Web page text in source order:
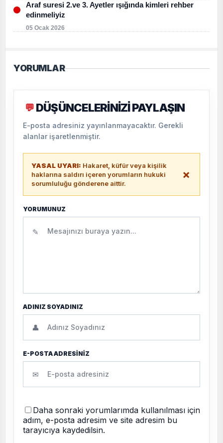
Araf suresi 2.ve 3. Ayetler ışığında kimleri rehber
edinmeliyiz
05 Ocak 2026
YORUMLAR
💬 DÜŞÜNCELERİNİZİ PAYLAŞIN
E-posta adresiniz yayınlanmayacaktır. Gerekli
alanlar işaretlenmiştir.
YASAL UYARI: Hakaret, küfür veya kişilik
haklarına saldırı içeren yorumların hukuki
sorumluluğu gönderene aittir.
×
YORUMUNUZ
✎
ADINIZ SOYADINIZ
👤
E-POSTA ADRESİNİZ
✉
Daha sonraki yorumlarımda kullanılması için
adım, e-posta adresim ve site adresim bu
tarayıcıya kaydedilsin.